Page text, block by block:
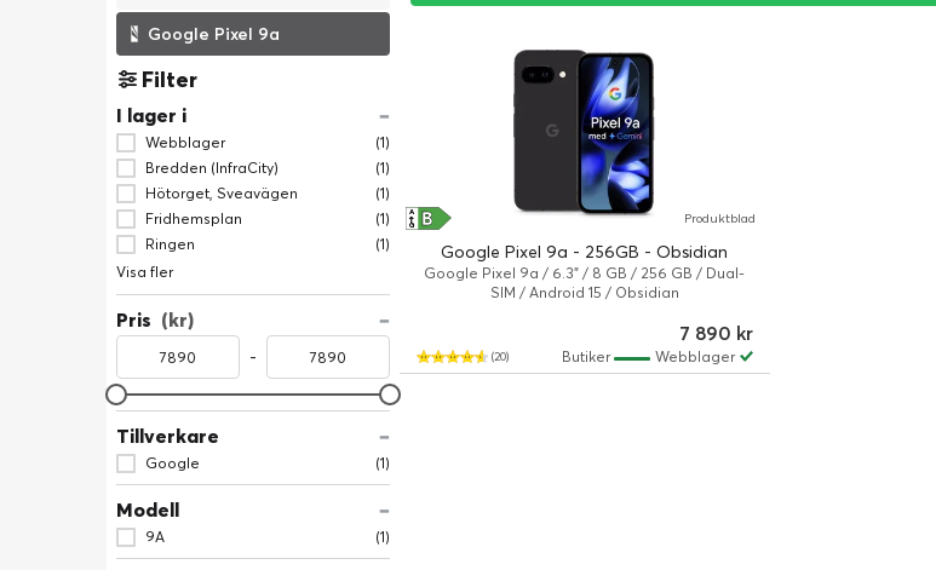
Google Pixel 9a
Filter
I lager i
Webblager
(1)
Bredden (InfraCity)
(1)
Hötorget, Sveavägen
(1)
Fridhemsplan
(1)
Ringen
(1)
Visa fler
Pris (kr)
-
Tillverkare
Google (1)
Modell
9A (1)
Google Pixel 9a - 256GB - Obsidian
Google Pixel 9a / 6.3" / 8 GB / 256 GB / Dual-
SIM / Android 15 / Obsidian
B
A
↑
G Produktblad
(20)
7 890 kr
Webblager
Butiker